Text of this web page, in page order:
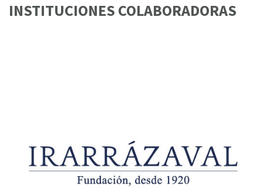
INSTITUCIONES COLABORADORAS